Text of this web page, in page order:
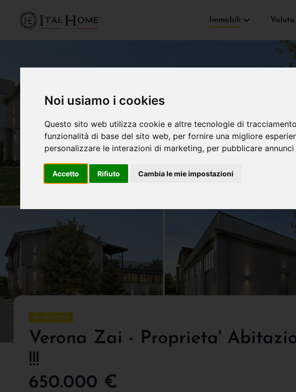
Noi usiamo i cookies
Questo sito web utilizza cookie e altre tecnologie di
funzionalità di base del sito web, per fornire una migliore
personalizzare le interazioni di marketing, per pubblicare
Accetto Rifiuto Cambia le mie impostazioni
Immobili
IN VENDITA
Verona Zai - Proprieta'
!!!
650.000 €